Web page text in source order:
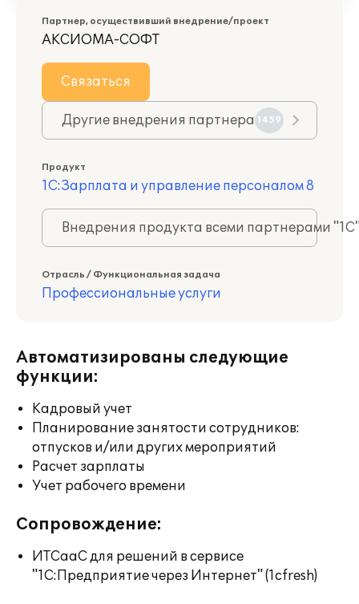
Партнер, осуществивший внедрение/проект
АКСИОМА-СОФТ
Связаться
Другие внедрения партнера 1459
Продукт
1С:Зарплата и управление персоналом 8
Внедрения продукта всеми партнерами
Отрасль / Функциональная задача
Профессиональные услуги
Автоматизированы следующие
функции:
Кадровый учет
Планирование занятости сотрудников:
отпусков и/или других мероприятий
Расчет зарплаты
Учет рабочего времени
Сопровождение:
ИТСааС для решений в сервисе
"1С:Предприятие через Интернет" (1cfresh)